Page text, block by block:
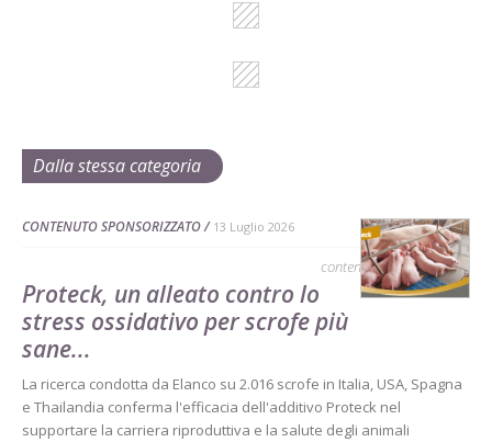
Dalla stessa categoria
CONTENUTO SPONSORIZZATO 13 Luglio 2026
contenuto sponsorizzato
Proteck, un alleato contro lo
stress ossidativo per scrofe più
sane...
La ricerca condotta da Elanco su 2.016 scrofe in Italia, USA, Spagna
e Thailandia conferma l'efficacia dell'additivo Proteck nel
supportare la carriera riproduttiva e la salute degli animali